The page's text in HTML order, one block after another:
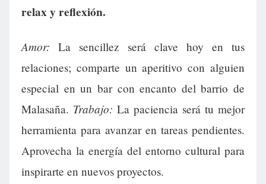
relax y reflexión.
Amor: La sencillez será clave hoy en tus
relaciones; comparte un aperitivo con alguien
especial en un bar con encanto del barrio de
Malasaña. Trabajo: La paciencia será tu mejor
herramienta para avanzar en tareas pendientes.
Aprovecha la energía del entorno cultural para
inspirarte en nuevos proyectos.